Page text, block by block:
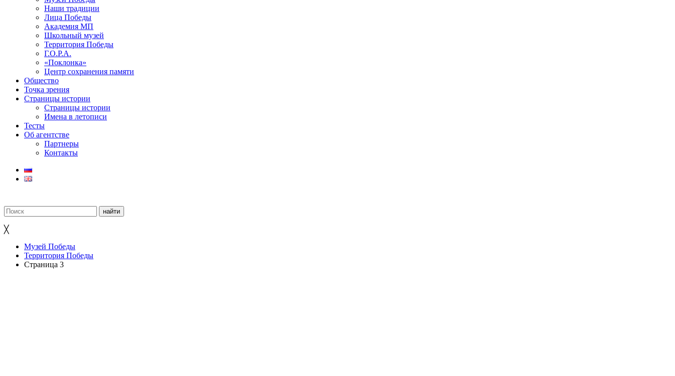
Наши традиции
Лица Победы
Академия МП
Школьный музей
Территория Победы
Г.О.Р.А.
«Поклонка»
Центр сохранения памяти
Общество
Точка зрения
Страницы истории
Страницы истории
Имена в летописи
Тесты
Об агентстве
Партнеры
Контакты
╳
Музей Победы
Территория Победы
Страница 3